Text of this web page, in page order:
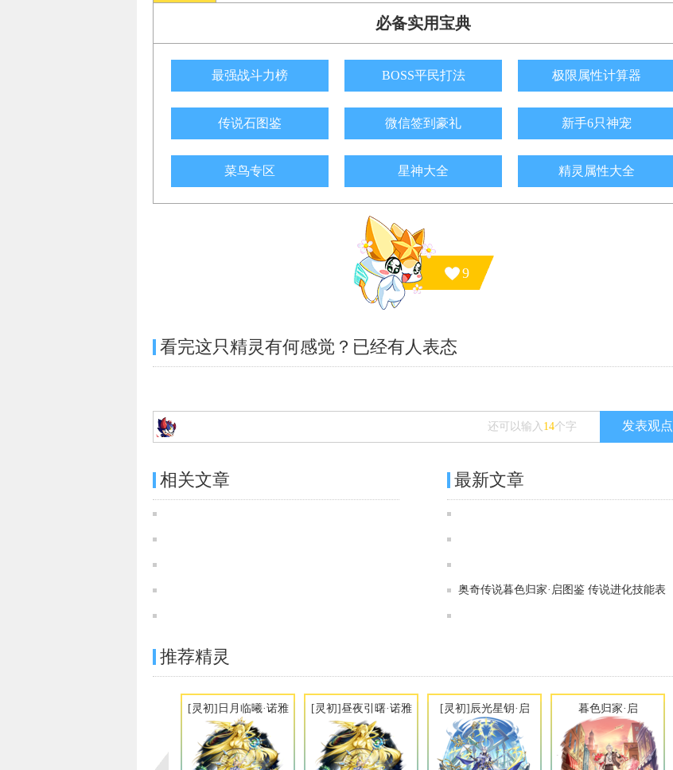
必备实用宝典
最强战斗力榜 BOSS平民打法 极限属性计算器
传说石图鉴 微信签到豪礼 新手6只神宠
菜鸟专区 星神大全 精灵属性大全
9
看完这只精灵有何感觉？已经有人表态
还可以输入 14个字 发表观点
相关文章 最新文章
奥奇传说暮色归家·启图鉴 传说进化技能表
推荐精灵
[灵初]日月临曦·诺雅 [灵初]昼夜引曙·诺雅 [灵初]辰光星钥·启 暮色归家·启